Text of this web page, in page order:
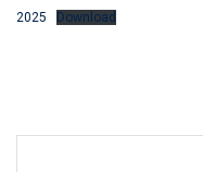
2025
Download